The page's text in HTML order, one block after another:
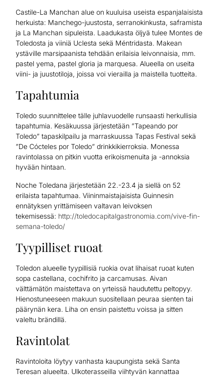
Castile-La Manchan alue on kuuluisa useista espanjalaisista
herkuista: Manchego-juustosta, serranokinkusta, saframista
ja La Manchan sipuleista. Laadukasta öljyä tulee Montes de
Toledosta ja viiniä Uclesta sekä Méntridasta. Makean
ystäville marsipaanista tehdään erilaisia leivonnaisia, mm.
pastel yema, pastel gloria ja marquesa. Alueella on useita
viini- ja juustotiloja, joissa voi vierailla ja maistella tuotteita.
Tapahtumia
Toledo suunnittelee tälle juhlavuodelle runsaasti herkullisia
tapahtumia. Kesäkuussa järjestetään ”Tapeando por
Toledo” tapaskilpailu ja marraskuussa Tapas Festival sekä
”De Cócteles por Toledo” drinkkikierroksia. Monessa
ravintolassa on pitkin vuotta erikoismenuita ja -annoksia
hyvään hintaan.
Noche Toledana järjestetään 22.-23.4 ja siellä on 52
erilaista tapahtumaa. Viininmaistajaisista Guinnesin
ennätyksen yrittämiseen valtavan leivoksen
tekemisessä: http://toledocapitalgastronomia.com/vive-fin-
semana-toledo/
Tyypilliset ruoat
Toledon alueelle tyypillisiä ruokia ovat lihaisat ruoat kuten
sopa castellana, cochifrito ja carcamusas. Aivan
välttämätön maistettava on yrteissä haudutettu peltopyy.
Hienostuneeseen makuun suositellaan peuraa sienten tai
päärynän kera. Liha on ensin paistettu voissa ja sitten
valeltu brändillä.
Ravintolat
Ravintoloita löytyy vanhasta kaupungista sekä Santa
Teresan alueelta. Ulkoterasseilla viihtyvän kannattaa